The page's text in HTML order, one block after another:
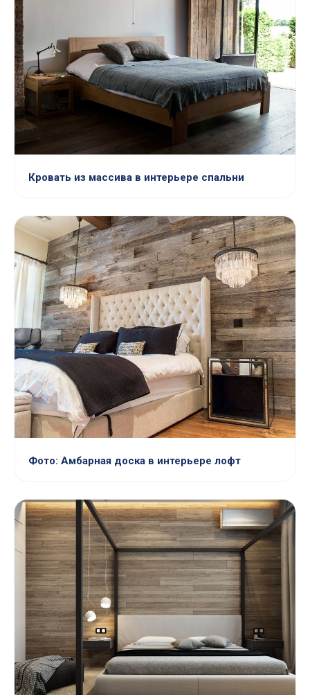
Кровать из массива в интерьере спальни
Фото: Амбарная доска в интерьере лофт